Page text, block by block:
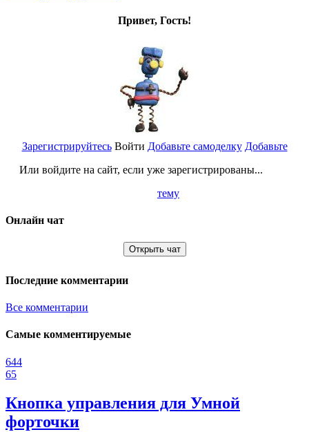
Привет, Гость!
Зарегистрируйтесь
Или войдите на сайт, если уже зарегистрированы...
Войти Добавьте самоделку Добавьте
тему
Онлайн чат
Открыть чат
Последние комментарии
Все комментарии
Самые комментируемые
644
65
Кнопка управления для Умной
форточки